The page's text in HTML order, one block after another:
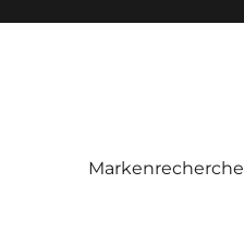
Markenrecherche